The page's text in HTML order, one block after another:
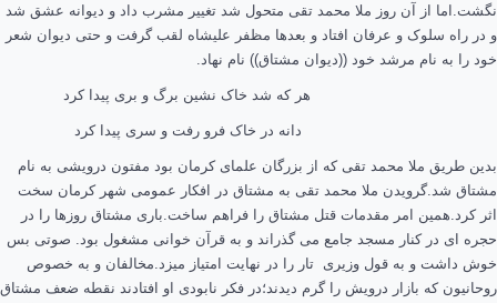
نگشت.اما از آن روز ملا محمد تقی متحول شد تغییر مشرب داد و دیوانه عشق شد
و در راه سلوک و عرفان افتاد و بعدها مظفر علیشاه لقب گرفت و حتی دیوان شعر
خود را به نام مرشد خود ((دیوان مشتاق)) نام نهاد.
هر که شد خاک نشین برگ و بری پیدا کرد
دانه در خاک فرو رفت و سری پیدا کرد
بدین طریق ملا محمد تقی که از بزرگان علمای کرمان بود مفتون درویشی به نام
مشتاق شد.گرویدن ملا محمد تقی به مشتاق در افکار عمومی شهر کرمان سخت
اثر کرد.همین امر مقدمات قتل مشتاق را فراهم ساخت.باری مشتاق روزها را در
حجره ای در کنار مسجد جامع می گذراند و به قرآن خوانی مشغول بود. صوتی بس
خوش داشت و به قول وزیری تار را در نهایت امتیاز میزد.مخالفان و به خصوص
روحانیون که بازار درویش را گرم دیدند؛در فکر نابودی او افتادند نقطه ضعف مشتاق